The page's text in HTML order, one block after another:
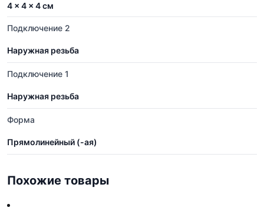
4 × 4 × 4 см
Подключение 2
Наружная резьба
Подключение 1
Наружная резьба
Форма
Прямолинейный (-ая)
Похожие товары